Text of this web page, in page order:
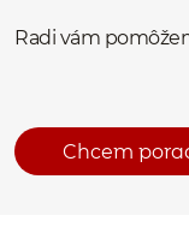
Radi vám
Chcem